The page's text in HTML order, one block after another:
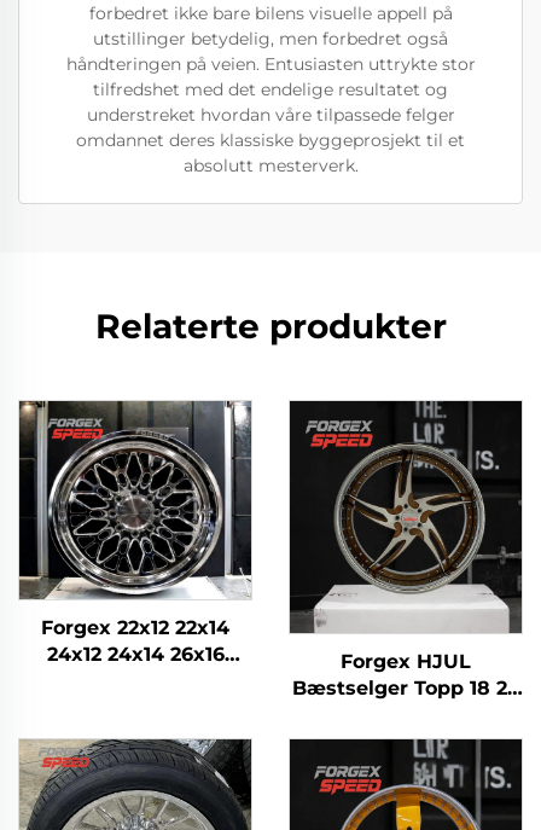
forbedret ikke bare bilens visuelle appell på
utstillinger betydelig, men forbedret også
håndteringen på veien. Entusiasten uttrykte stor
tilfredshet med det endelige resultatet og
understreket hvordan våre tilpassede felger
omdannet deres klassiske byggeprosjekt til et
absolutt mesterverk.
Relaterte produkter
Forgex 22x12 22x14
24x12 24x14 26x16
8x6,5 6x5,5 5x5
Lastebilhjul
Forgex HJUL
Bæstselger Topp 18 20
5x114,3 5x120 6x139,7
Egensmidede hjul
Personbilfelg